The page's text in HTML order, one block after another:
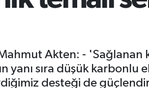
Akten: - 'Sağlanan
yanı sıra düşük
desteği de